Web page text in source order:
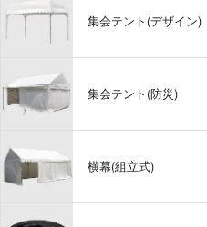
集会テント(デザイン)
集会テント(防災)
横幕(組立式)